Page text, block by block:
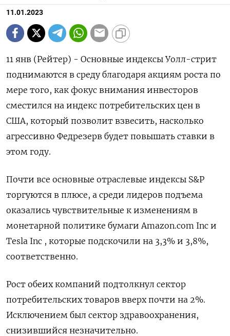
11.01.2023
11 янв (Рейтер) - Основные индексы Уолл-стрит
поднимаются в среду благодаря акциям роста по
мере того, как фокус внимания инвесторов
сместился на индекс потребительских цен в
США, который позволит взвесить, насколько
агрессивно Федрезерв будет повышать ставки в
этом году.
Почти все основные отраслевые индексы S&P
торгуются в плюсе, а среди лидеров подъема
оказались чувствительные к изменениям в
монетарной политике бумаги Amazon.com Inc и
Tesla Inc , которые подскочили на 3,3% и 3,8%,
соответственно.
Рост обеих компаний подтолкнул сектор
потребительских товаров вверх почти на 2%.
Исключением был сектор здравоохранения,
снизившийся незначительно.